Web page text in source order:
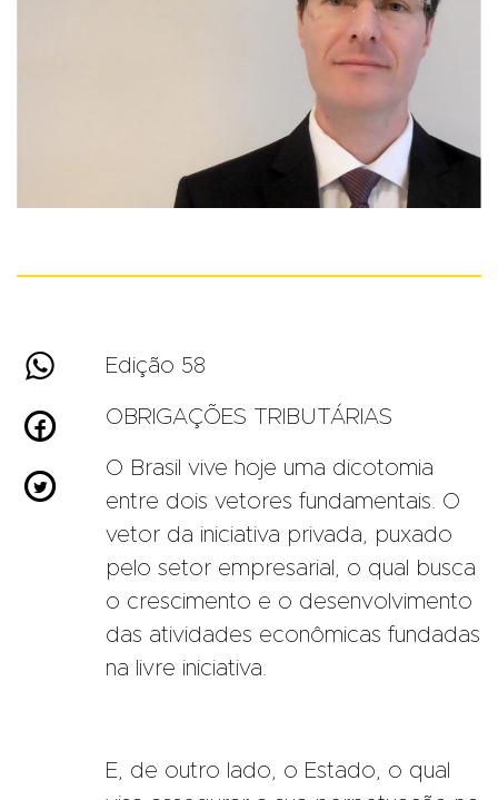



Edição 58
OBRIGAÇÕES TRIBUTÁRIAS
O Brasil vive hoje uma dicotomia
entre dois vetores fundamentais. O
vetor da iniciativa privada, puxado
pelo setor empresarial, o qual busca
o crescimento e o desenvolvimento
das atividades econômicas fundadas
na livre iniciativa.
E, de outro lado, o Estado, o qual